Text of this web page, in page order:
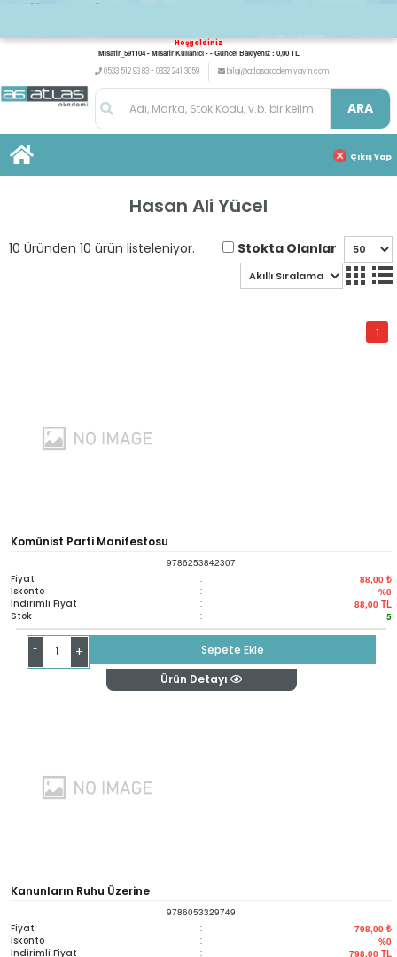
Hoşgeldiniz
Misafir_591104 - Misafir Kullanıcı - - Güncel Bakiyeniz : 0,00 TL
0533 512 93 83 - 0332 241 3059
bilgi@atlasakademiyayin.com
ARA
Çıkış Yap
Hasan Ali Yücel
10 Üründen 10 ürün listeleniyor. Stokta Olanlar
1
Komünist Parti Manifestosu
9786253842307
Fiyat : 88,00 ₺
İskonto : %0
İndirimli Fiyat : 88,00 TL
Stok : 5
- +
Sepete Ekle
Ürün Detayı
Kanunların Ruhu Üzerine
9786053329749
Fiyat : 798,00 ₺
İskonto : %0
İndirimli Fiyat : 798,00 TL